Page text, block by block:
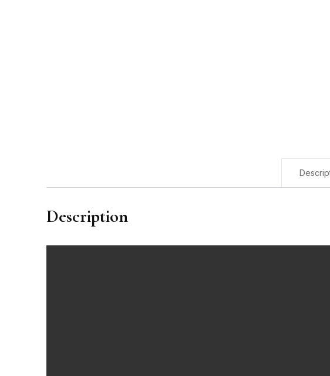
Description